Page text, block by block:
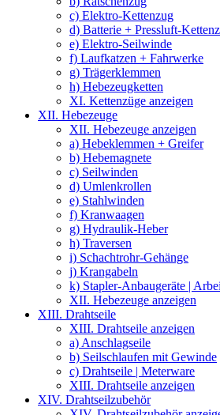
c) Elektro-Kettenzug
d) Batterie + Pressluft-
e) Elektro-Seilwinde
f) Laufkatzen + Fahrwerke
g) Trägerklemmen
h) Hebezeugketten
XI. Kettenzüge anzeigen
XII. Hebezeuge
XII. Hebezeuge anzeigen
a) Hebeklemmen + Greifer
b) Hebemagnete
c) Seilwinden
d) Umlenkrollen
e) Stahlwinden
f) Kranwaagen
g) Hydraulik-Heber
h) Traversen
i) Schachtrohr-Gehänge
j) Krangabeln
k) Stapler-Anbaugeräte |
XII. Hebezeuge anzeigen
XIII. Drahtseile
XIII. Drahtseile anzeigen
a) Anschlagseile
b) Seilschlaufen mit Gewinde
c) Drahtseile | Meterware
XIII. Drahtseile anzeigen
XIV. Drahtseilzubehör